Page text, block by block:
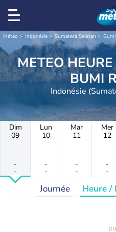
Météo Indonésie Sumatera Selatan
METEO
BUMI
Indonésie
Dim
09
-
-
Lun
10
-
-
Mar
11
-
-
Mer
12
-
-
Journée Heure /